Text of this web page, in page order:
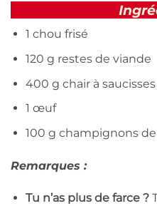
1 chou frisé
120 g restes de viande
400 g chair à
1 œuf
100 g champignons de
Remarques :
Tu n’as plus de farce ?